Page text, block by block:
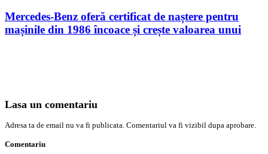
Mercedes-Benz oferă certificat de naștere pentru
mașinile din 1986 încoace și crește valoarea unui
Lasa un comentariu
Adresa ta de email nu va fi publicata. Comentariul va fi vizibil dupa aprobare.
Comentariu